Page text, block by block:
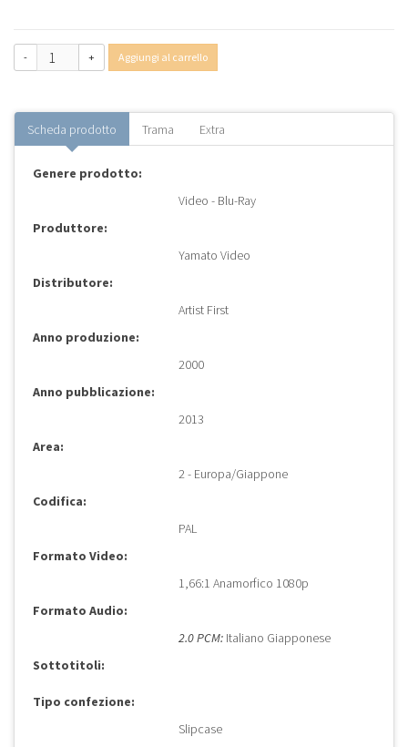
- + Aggiungi al carrello
Scheda prodotto Trama Extra
Genere prodotto:
Video - Blu-Ray
Produttore:
Yamato Video
Distributore:
Artist First
Anno produzione:
2000
Anno pubblicazione:
2013
Area:
2 - Europa/Giappone
Codifica:
PAL
Formato Video:
1,66:1 Anamorfico 1080p
Formato Audio:
2.0 PCM: Italiano Giapponese
Sottotitoli:
Tipo confezione:
Slipcase